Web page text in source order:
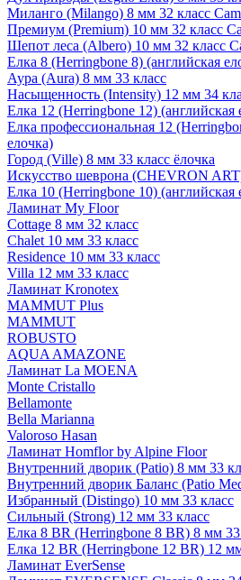
Миланго (Milango) 8 мм 32 класс
Премиум (Premium) 10 мм 32 класс
Шепот леса (Albero) 10 мм 32 класс
Елка 8 (Herringbone 8) (английская
Аура (Aura) 8 мм 33 класс
Насыщенность (Intensity) 12 мм 34
Елка 12 (Herringbone 12) (английская
Елка профессиональная 12
елочка)
Город (Ville) 8 мм 33 класс ёлочка
Искусство шеврона (CHEVRON
Елка 10 (Herringbone 10) (английская
Ламинат My Floor
Cottage 8 мм 32 класс
Chalet 10 мм 33 класс
Residence 10 мм 33 класс
Villa 12 мм 33 класс
Ламинат Kronotex
MAMMUT Plus
MAMMUT
ROBUSTO
AQUA AMAZONE
Ламинат La MOENA
Monte Cristallo
Bellamonte
Bella Marianna
Valoroso Hasan
Ламинат Homflor by Alpine Floor
Внутренний дворик (Patio) 8 мм 33
Внутренний дворик Баланс (Patio
Избранный (Distingo) 10 мм 33 класс
Сильный (Strong) 12 мм 33 класс
Елка 8 BR (Herringbone 8 BR) 8 мм 33
Елка 12 BR (Herringbone 12 BR) 12
Ламинат EverSense